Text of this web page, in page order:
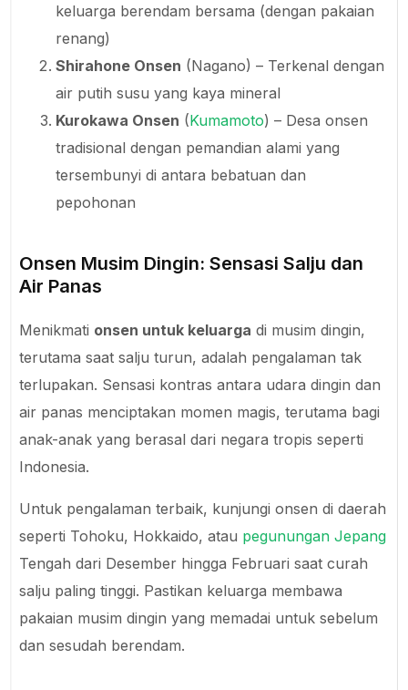
keluarga berendam bersama (dengan pakaian
renang)
Shirahone Onsen (Nagano) – Terkenal dengan
air putih susu yang kaya mineral
Kurokawa Onsen (Kumamoto) – Desa onsen
tradisional dengan pemandian alami yang
tersembunyi di antara bebatuan dan
pepohonan
Onsen Musim Dingin: Sensasi Salju dan
Air Panas
Menikmati onsen untuk keluarga di musim dingin,
terutama saat salju turun, adalah pengalaman tak
terlupakan. Sensasi kontras antara udara dingin dan
air panas menciptakan momen magis, terutama bagi
anak-anak yang berasal dari negara tropis seperti
Indonesia.
Untuk pengalaman terbaik, kunjungi onsen di daerah
seperti Tohoku, Hokkaido, atau pegunungan Jepang
Tengah dari Desember hingga Februari saat curah
salju paling tinggi. Pastikan keluarga membawa
pakaian musim dingin yang memadai untuk sebelum
dan sesudah berendam.